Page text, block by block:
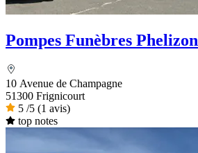
Pompes Funèbres Phelizon
10 Avenue de Champagne
51300 Frignicourt
5 /5 (1 avis)
top notes